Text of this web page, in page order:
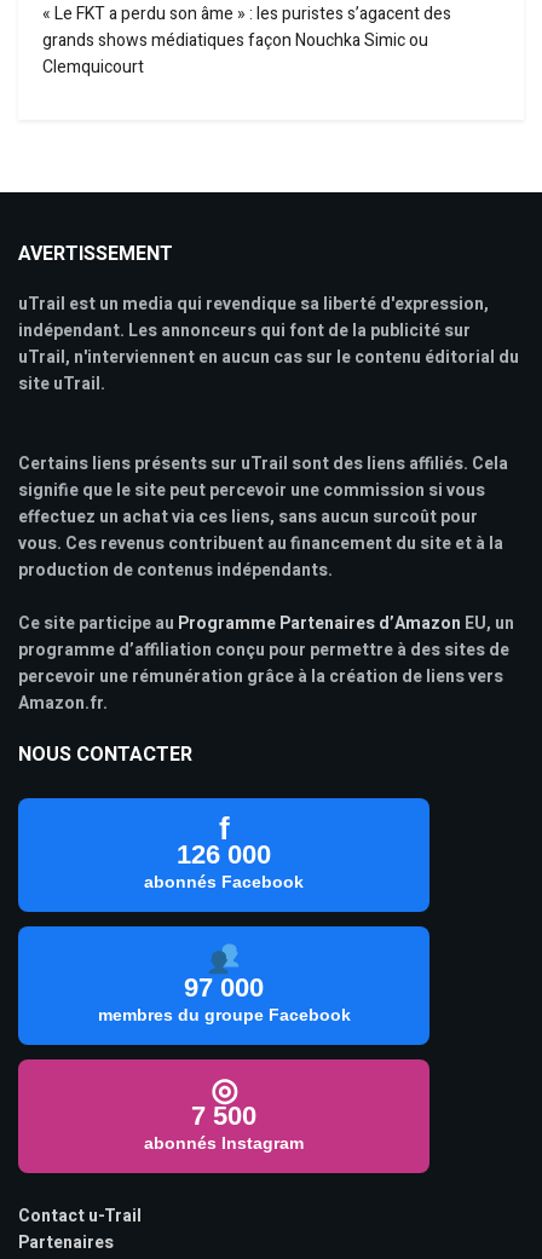
« Le FKT a perdu son âme » : les puristes s’agacent des
grands shows médiatiques façon Nouchka Simic ou
Clemquicourt
AVERTISSEMENT
uTrail est un media qui revendique sa liberté d'expression,
indépendant. Les annonceurs qui font de la publicité sur
uTrail, n'interviennent en aucun cas sur le contenu éditorial du
site uTrail.
Certains liens présents sur uTrail sont des liens affiliés. Cela
signifie que le site peut percevoir une commission si vous
effectuez un achat via ces liens, sans aucun surcoût pour
vous. Ces revenus contribuent au financement du site et à la
production de contenus indépendants.
Ce site participe au Programme Partenaires d’Amazon EU, un
programme d’affiliation conçu pour permettre à des sites de
percevoir une rémunération grâce à la création de liens vers
Amazon.fr.
NOUS CONTACTER
f
126 000
abonnés Facebook
97 000
membres du groupe Facebook
◎
7 500
abonnés Instagram
Contact u-Trail
Partenaires